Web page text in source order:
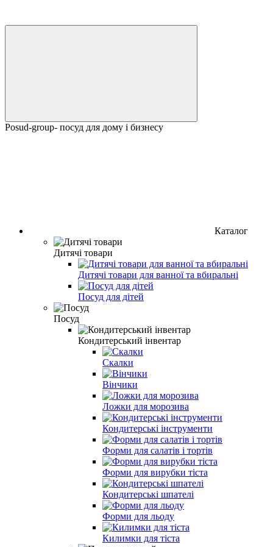
Posud-group- посуд для дому і бизнесу
Каталог
Дитячі товари
Дитячі товари для ванної та вбиральні
Посуд для дітей
Посуд
Кондитерський інвентар
Скалки
Вінчики
Ложки для морозива
Кондитерські інструменти
Форми для салатів і тортів
Форми для вирубки тіста
Кондитерські шпателі
Форми для льоду
Килимки для тіста